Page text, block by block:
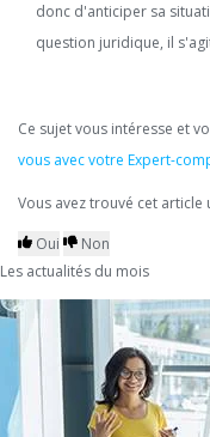
donc d'anticiper sa
question juridique, il
Ce sujet vous intéresse et
vous avec votre Expert-
Vous avez trouvé cet article
Oui
Non
Les actualités du mois